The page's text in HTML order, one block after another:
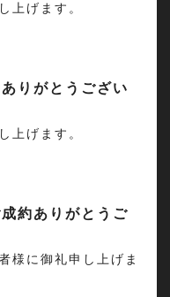
上げます。
りがとうござい
上げます。
約ありがとうご
様に御礼申し上げま